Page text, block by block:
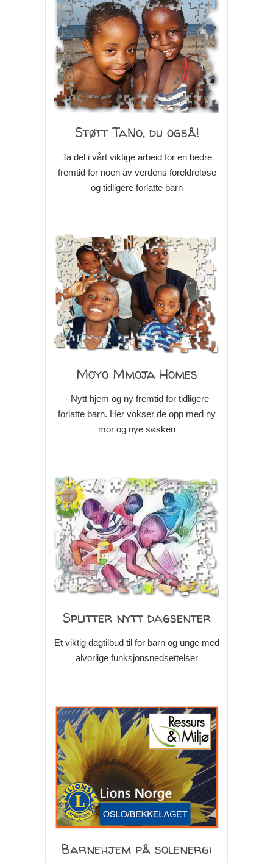
Støtt TaNo, du også!
Ta del i vårt viktige arbeid for en bedre
fremtid for noen av verdens foreldreløse
og tidligere forlatte barn
Moyo Mmoja Homes
- Nytt hjem og ny fremtid for tidligere
forlatte barn. Her vokser de opp med ny
mor og nye søsken
Splitter nytt dagsenter
Et viktig dagtilbud til for barn og unge med
alvorlige funksjonsnedsettelser
Barnehjem på solenergi